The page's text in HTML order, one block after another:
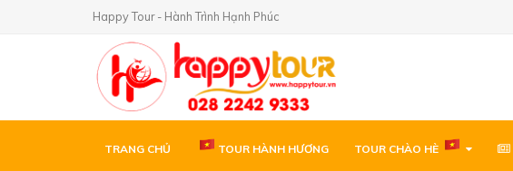
Happy Tour - Hành Trình Hạnh Phúc
TRANG CHỦ TOUR HÀNH HƯƠNG TOUR CHÀO HÈ